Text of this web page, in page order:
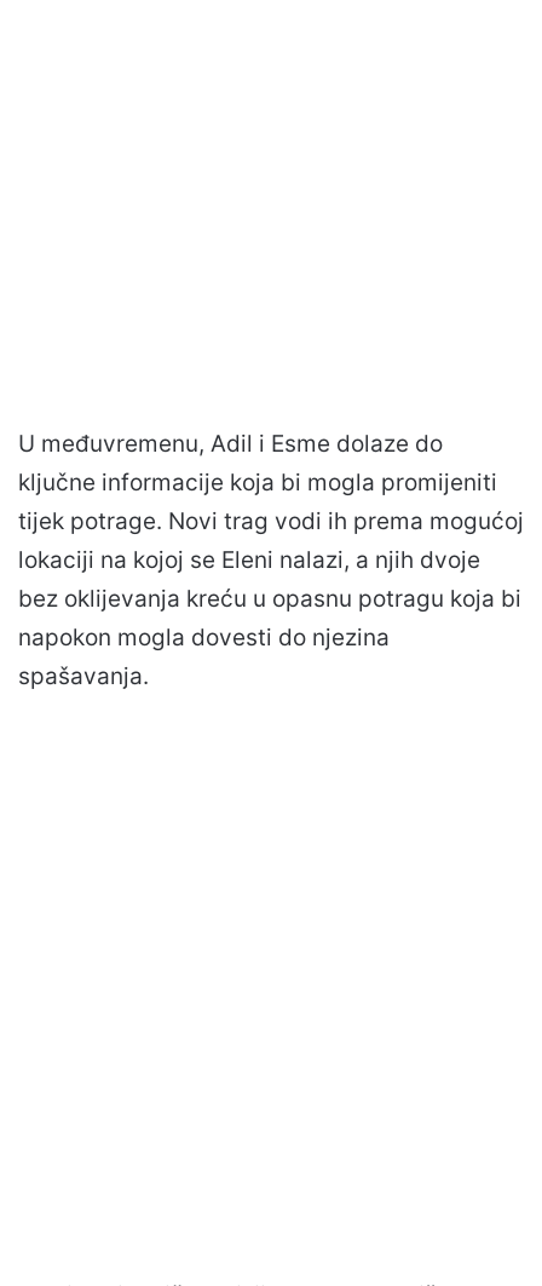
U međuvremenu, Adil i Esme dolaze do
ključne informacije koja bi mogla promijeniti
tijek potrage. Novi trag vodi ih prema mogućoj
lokaciji na kojoj se Eleni nalazi, a njih dvoje
bez oklijevanja kreću u opasnu potragu koja bi
napokon mogla dovesti do njezina
spašavanja.